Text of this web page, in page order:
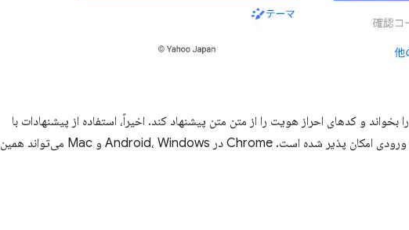
اپل مدت‌هاست که به iOS اجازه می‌دهد پیام‌های SMS را بخواند و کدهای احراز هویت را از متن متن پیشنهاد کند. اخیراً، استفاده از پیشنهادات با
عنصر ورودی امکان پذیر شده است. Chrome در Android، Windows و Mac می‌تواند همین